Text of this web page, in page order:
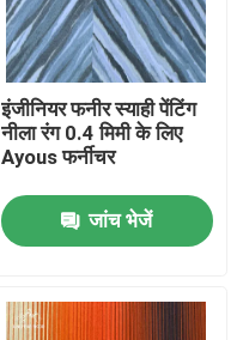
इंजीनियर फनीर स्याही पेंटिंग
नीला रंग 0.4 मिमी के लिए
Ayous फर्नीचर
जांच भेजें